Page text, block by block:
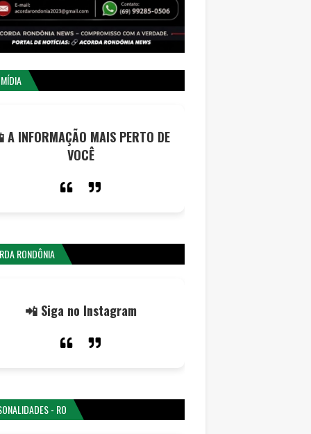
A INFORMAÇÃO MAIS PERTO DE
VOCÊ
RONDÔNIA
📲 Siga no Instagram
- RO